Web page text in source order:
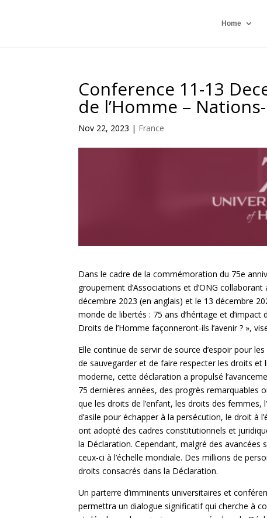
Home
Conference 11-13
de l’Homme –
Nov 22, 2023 | France
Dans le cadre de la commémoration du 75e
groupement d’Associations et d’ONG
décembre 2023 (en anglais) et le 13 décembre
monde de libertés : 75 ans d’héritage et
Droits de l’Homme façonneront-ils l’avenir ? »,
Elle continue de servir de source d’espoir pour
de sauvegarder et de faire respecter les droits et
moderne, cette déclaration a propulsé
75 dernières années, des progrès remarquables
que les droits de l’enfant, les droits des
d’asile pour échapper à la persécution, le droit à
ont adopté des cadres constitutionnels et
la Déclaration. Cependant, malgré des avancées
ceux-ci à l’échelle mondiale. Des millions de
droits consacrés dans la Déclaration.
Un parterre d’imminents universitaires et
permettra un dialogue significatif qui cherche à